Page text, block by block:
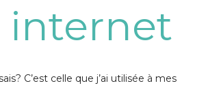
internet
C’est celle que j’ai utilisée à mes